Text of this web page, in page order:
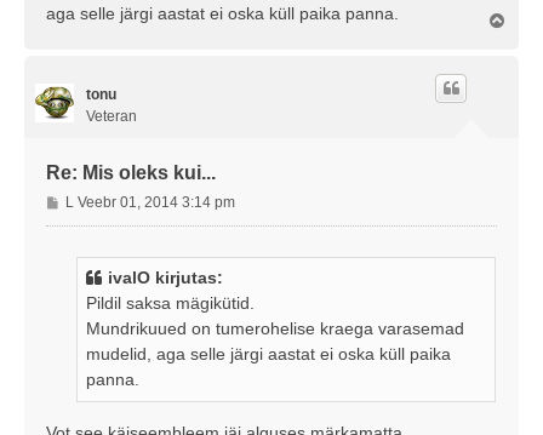
t
aga selle järgi aastat ei oska küll paika panna.
tonu
Veteran
Re: Mis oleks kui...
P
o
L Veebr 01, 2014 3:14 pm
ivalO kirjutas:
Pildil saksa mägikütid.
Mundrikuued on tumerohelise kraega varasemad
mudelid, aga selle järgi aastat ei oska küll paika
panna.